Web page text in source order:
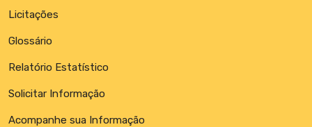
Licitações
Glossário
Relatório Estatístico
Solicitar Informação
Acompanhe sua Informação